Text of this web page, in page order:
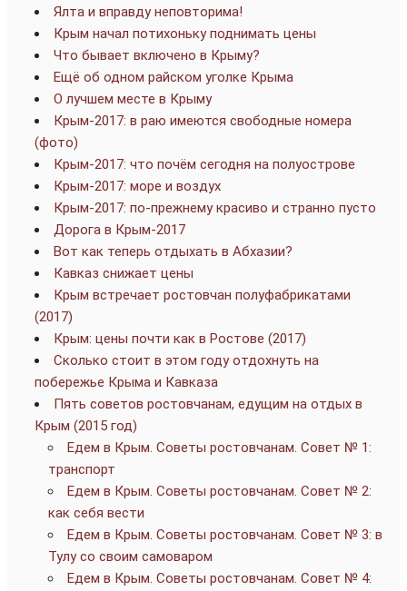
Ялта и вправду неповторима!
Крым начал потихоньку поднимать цены
Что бывает включено в Крыму?
Ещё об одном райском уголке Крыма
О лучшем месте в Крыму
Крым-2017: в раю имеются свободные номера
(фото)
Крым-2017: что почём сегодня на полуострове
Крым-2017: море и воздух
Крым-2017: по-прежнему красиво и странно пусто
Дорога в Крым-2017
Вот как теперь отдыхать в Абхазии?
Кавказ снижает цены
Крым встречает ростовчан полуфабрикатами
(2017)
Крым: цены почти как в Ростове (2017)
Сколько стоит в этом году отдохнуть на
побережье Крыма и Кавказа
Пять советов ростовчанам, едущим на отдых в
Крым (2015 год)
Едем в Крым. Советы ростовчанам. Совет № 1:
транспорт
Едем в Крым. Советы ростовчанам. Совет № 2:
как себя вести
Едем в Крым. Советы ростовчанам. Совет № 3: в
Тулу со своим самоваром
Едем в Крым. Советы ростовчанам. Совет № 4: